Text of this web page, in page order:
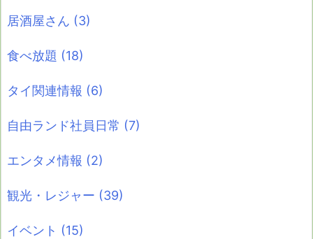
居酒屋さん (3)
食べ放題 (18)
タイ関連情報 (6)
自由ランド社員日常 (7)
エンタメ情報 (2)
観光・レジャー (39)
イベント (15)